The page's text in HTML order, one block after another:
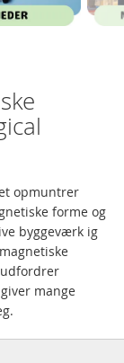
opmuntrer
forme og
byggeværk ig
mange